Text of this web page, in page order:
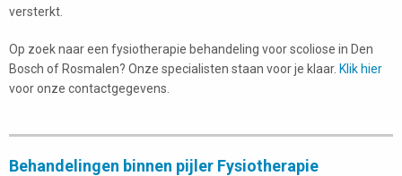
versterkt.
Op zoek naar een fysiotherapie behandeling voor scoliose in Den
Bosch of Rosmalen? Onze specialisten staan voor je klaar. Klik hier
voor onze contactgegevens.
Behandelingen binnen pijler Fysiotherapie